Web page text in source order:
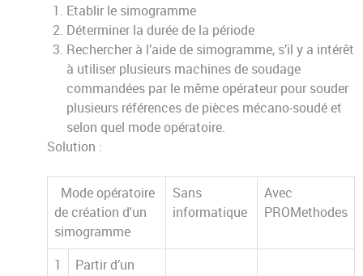
Etablir le simogramme
Déterminer la durée de la période
Rechercher à l’aide de simogramme, s’il y a intérêt
à utiliser plusieurs machines de soudage
commandées par le même opérateur pour souder
plusieurs références de pièces mécano-soudé et
selon quel mode opératoire.
Solution :
Mode opératoire
de création d'un
simogramme
Sans
informatique
Avec
PROMethodes
1
Partir d’un